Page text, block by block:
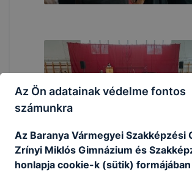
Az Ön adatainak védelme fontos
számunkra
Az Baranya Vármegyei Szakképzési
Zrínyi Miklós Gimnázium és
honlapja cookie-k (sütik)